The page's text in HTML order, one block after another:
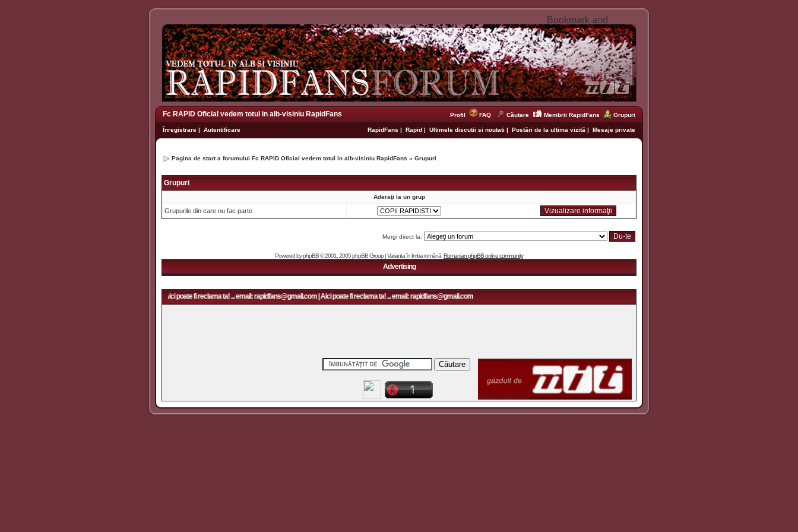
Fc RAPID Oficial vedem totul in alb-visiniu RapidFans Profil FAQ Căutare Membrii RapidFans Grupuri
Înregistrare | Autentificare RapidFans | Rapid | Ultimele discutii si noutati | Postări de la ultima vizită | Mesaje private
Pagina de start a forumului Fc RAPID Oficial vedem totul in alb-visiniu RapidFans » Grupuri
Grupuri
Aderaţi la un grup
Grupurile din care nu fac parte
Mergi direct la:
Powered byphpBB© 2001, 2005 phpBB Group | Varianta în limba română:Romanian phpBB online community
Advertising
poate fi reclama ta! ... email: rapidfans@gmail.com | Aici poate fi reclama ta! ... email: rapidfans@gmail.com | Aici poate fi reclama ta! ... email: rapidfans@gmail.com